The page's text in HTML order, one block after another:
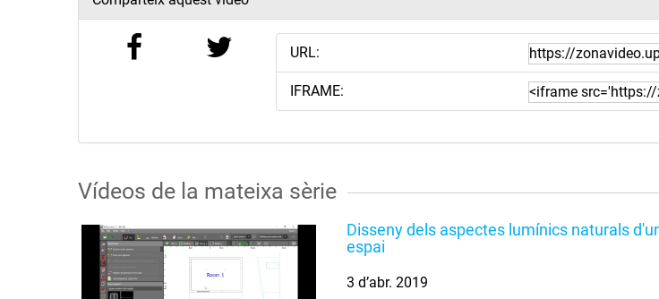
URL:
IFRAME:
Vídeos de la mateixa sèrie
Disseny dels aspectes lumínics naturals
espai
3 d’abr. 2019